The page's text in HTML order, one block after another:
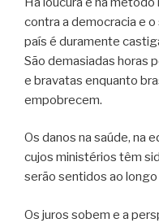
contra a democracia e
país é duramente
São demasiadas horas
e bravatas enquanto
empobrecem.
Os danos na saúde, na
cujos ministérios têm
serão sentidos ao
Os juros sobem e a